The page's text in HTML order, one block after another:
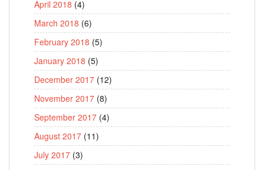
April 2018 (4)
March 2018 (6)
February 2018 (5)
January 2018 (5)
December 2017 (12)
November 2017 (8)
September 2017 (4)
August 2017 (11)
July 2017 (3)